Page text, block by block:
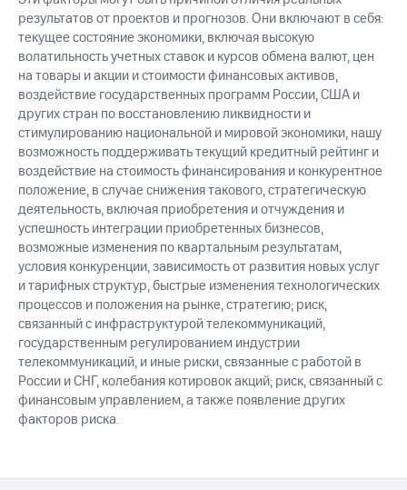
результатов от проектов и прогнозов. Они включают в себя:
текущее состояние экономики, включая высокую
волатильность учетных ставок и курсов обмена валют, цен
на товары и акции и стоимости финансовых активов,
воздействие государственных программ России, США и
других стран по восстановлению ликвидности и
стимулированию национальной и мировой экономики, нашу
возможность поддерживать текущий кредитный рейтинг и
воздействие на стоимость финансирования и конкурентное
положение, в случае снижения такового, стратегическую
деятельность, включая приобретения и отчуждения и
успешность интеграции приобретенных бизнесов,
возможные изменения по квартальным результатам,
условия конкуренции, зависимость от развития новых услуг
и тарифных структур, быстрые изменения технологических
процессов и положения на рынке, стратегию; риск,
связанный с инфраструктурой телекоммуникаций,
государственным регулированием индустрии
телекоммуникаций, и иные риски, связанные с работой в
России и СНГ, колебания котировок акций; риск, связанный с
финансовым управлением, а также появление других
факторов риска.